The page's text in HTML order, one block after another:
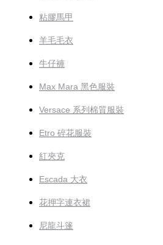
粘膠馬甲
羊毛毛衣
牛仔褲
Max Mara 黑色服裝
Versace 系列棉質服裝
Etro 碎花服裝
紅夾克
Escada 大衣
花押字連衣裙
尼龍斗篷